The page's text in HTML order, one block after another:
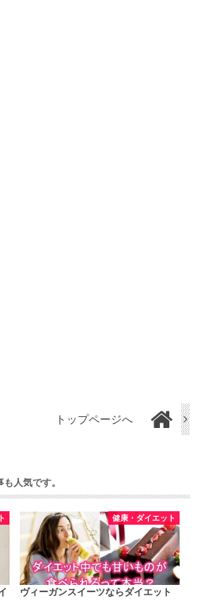
トップページへ
人気です。
健康・ダイエット
ヴィーガンスイーツならダイエット